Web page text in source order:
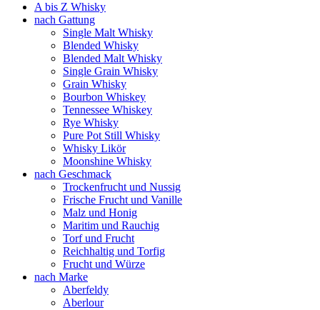
A bis Z Whisky
nach Gattung
Single Malt Whisky
Blended Whisky
Blended Malt Whisky
Single Grain Whisky
Grain Whisky
Bourbon Whiskey
Tennessee Whiskey
Rye Whisky
Pure Pot Still Whisky
Whisky Likör
Moonshine Whisky
nach Geschmack
Trockenfrucht und Nussig
Frische Frucht und Vanille
Malz und Honig
Maritim und Rauchig
Torf und Frucht
Reichhaltig und Torfig
Frucht und Würze
nach Marke
Aberfeldy
Aberlour